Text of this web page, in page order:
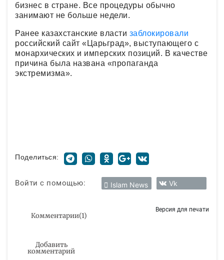
бизнес в стране. Все процедуры обычно
занимают не больше недели.
Ранее казахстанские власти заблокировали
российский сайт «Царьград», выступающего с
монархических и имперских позиций. В качестве
причина была названа «пропаганда
экстремизма».
Поделиться:
Войти с помощью: Islam News Vk
Комментарии(1)
Версия для печати
Добавить
комментарий